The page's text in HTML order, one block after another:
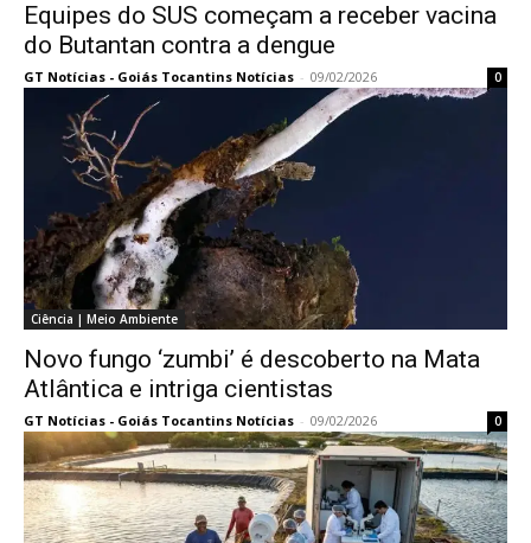
Equipes do SUS começam a receber vacina
do Butantan contra a dengue
GT Notícias - Goiás Tocantins Notícias - 09/02/2026 0
Ciência | Meio Ambiente
Novo fungo ‘zumbi’ é descoberto na Mata
Atlântica e intriga cientistas
GT Notícias - Goiás Tocantins Notícias - 09/02/2026 0